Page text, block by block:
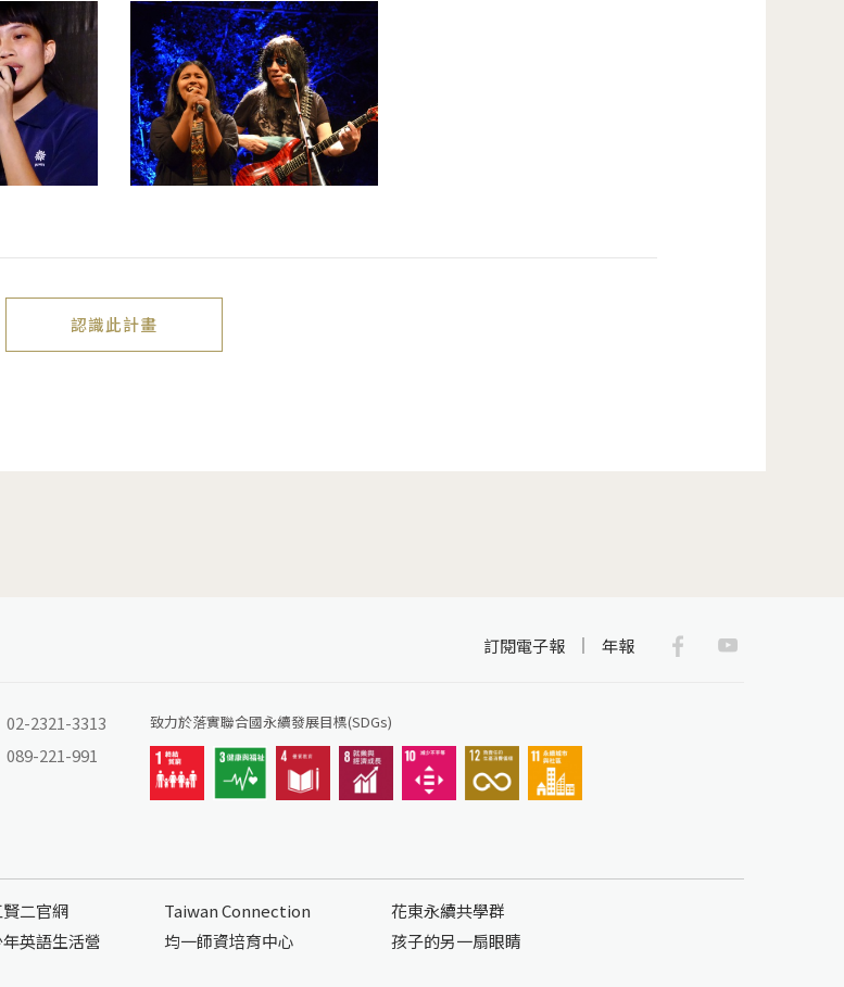
認識此計畫
訂閱電子報 年報
02-2321-3313
089-221-991
致力於落實聯合國永續發展目標(SDGs)
二官網 Taiwan Connection
花東永續共學群
英語生活營 均一師資培育中心
孩子的另一扇眼睛